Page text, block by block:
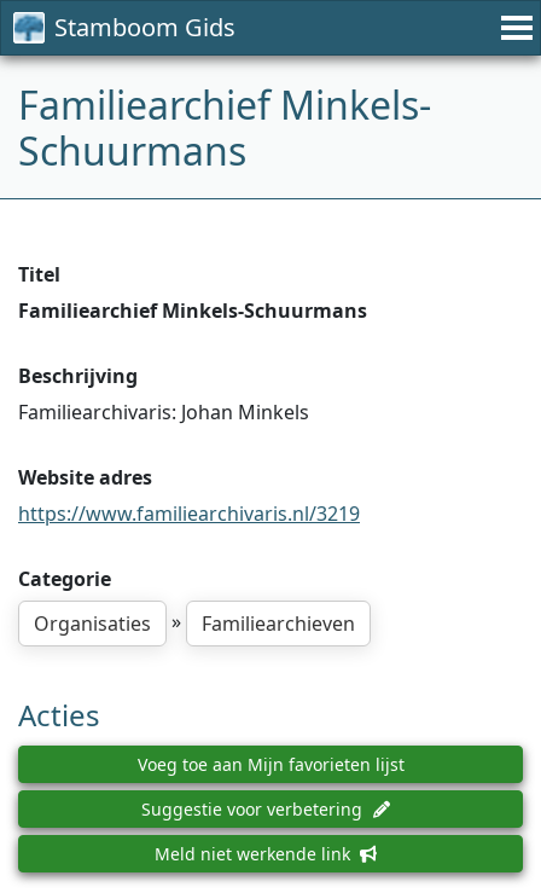
Stamboom Gids
Familiearchief Minkels-
Schuurmans
Titel
Familiearchief Minkels-Schuurmans
Beschrijving
Familiearchivaris: Johan Minkels
Website adres
https://www.familiearchivaris.nl/3219
Categorie
Organisaties
» Familiearchieven
Acties
Voeg toe aan Mijn favorieten lijst
Suggestie voor verbetering
Meld niet werkende link